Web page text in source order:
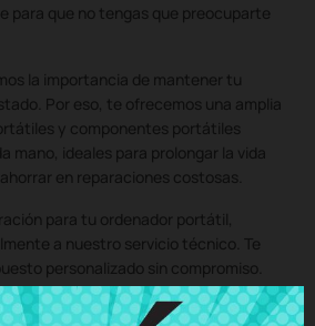
para que no tengas que preocuparte
la importancia de mantener tu
Por eso, te ofrecemos una amplia
y componentes portátiles
mano, ideales para prolongar la vida
en reparaciones costosas.
para tu ordenador portátil,
a nuestro servicio técnico. Te
personalizado sin compromiso.
montaje, solo tienes que comprar el
nos encargamos de recoger tu